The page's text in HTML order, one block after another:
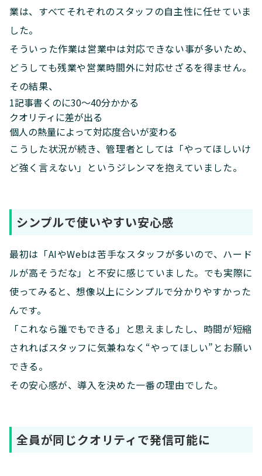
業は、すべてそれぞれのスタッフの自主性に任せていま
した。
そういった作業は営業中は対応できない事が多いため、
どうしても残業や営業時間外に対応せざるを得ません。
その結果、
1記事書くのに30〜40分かかる
クオリティに差が出る
個人の熱量によって対応度合いが変わる
こうした状況が続き、管理者としては「やってほしいけ
ど強く言えない」というジレンマを抱えていました。
シンプルで使いやすい安心感
最初は「AIやWebは苦手なスタッフが多いので、ハード
ルが高そうだな」と不安に感じていました。でも実際に
使ってみると、想像以上にシンプルで分かりやすかった
んです。
「これなら誰でもできる」と思えましたし、時間が短縮
されればスタッフに気兼ねなく“やってほしい”とお願い
できる。
その安心感が、導入を決めた一番の理由でした。
全員が同じクオリティで発信可能に